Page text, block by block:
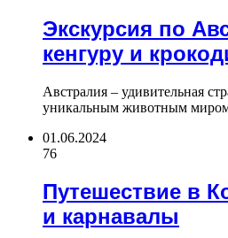
Экскурсия по
кенгуру и
Австралия – удивительная
уникальным животным
01.06.2024
76
Путешествие в
и карнавалы